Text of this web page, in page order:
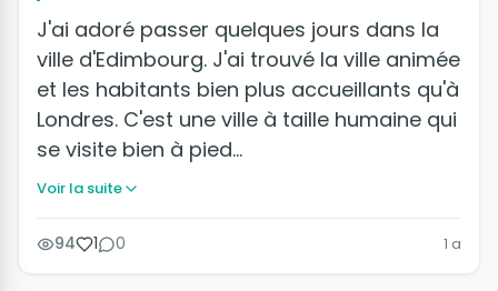
J'ai adoré passer quelques jours dans la
ville d'Edimbourg. J'ai trouvé la ville animée
et les habitants bien plus accueillants qu'à
Londres. C'est une ville à taille humaine qui
se visite bien à pied…
Voir la suite
94 1 0 1 a